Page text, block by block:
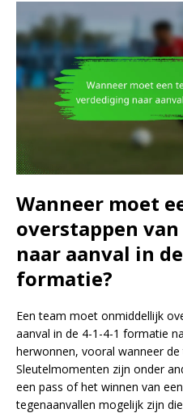
Wanneer moet
overstappen
naar aanval in
formatie?
Een team moet onmiddellijk
aanval in de 4-1-4-1 formatie
herwonnen, vooral wanneer
Sleutelmomenten zijn onder
een pass of het winnen van
tegenaanvallen mogelijk zijn